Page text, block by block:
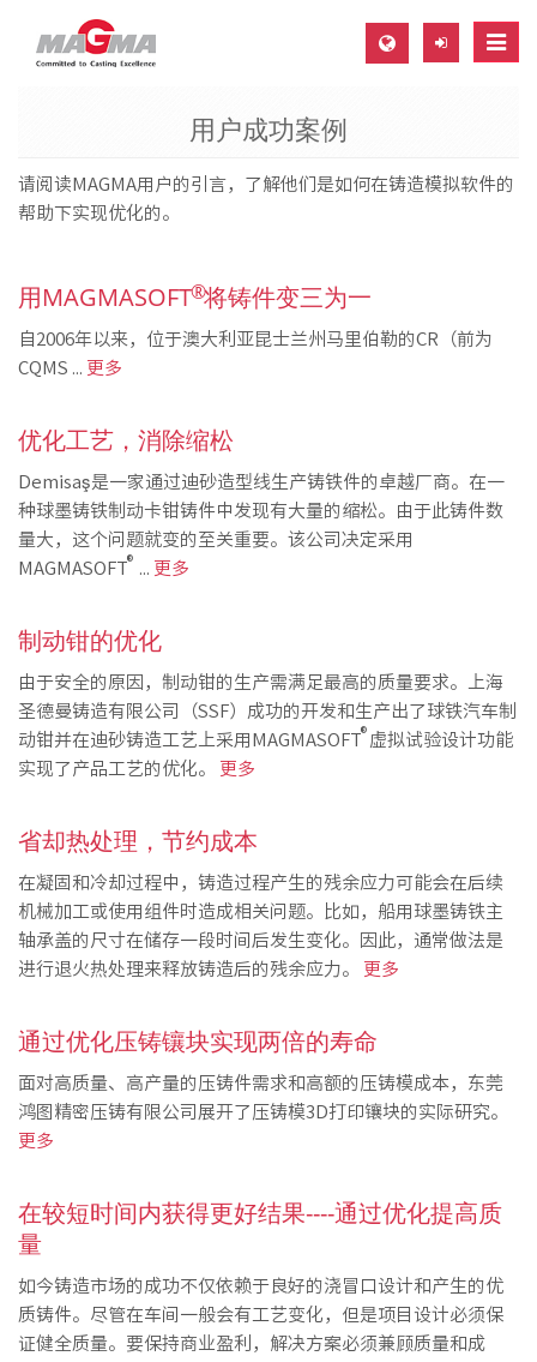
MAGMA Europe, Germany
EN
MAGMA North-America, USA
EN
ES
MAGMA South-America, Brazil
PT
ES
TR
MAGMA China
ZH
MAGMA India
EN
MAGMA Korea
KO
用户成功案例
请阅读MAGMA用户的引言，了解他们是如何在铸造模拟软件的
帮助下实现优化的。
用MAGMASOFT
®将铸件变三为一
自2006年以来，位于澳大利亚昆士兰州马里伯勒的CR（前为
CQMS ... 更多
优化工艺，消除缩松
Demisaş是一家通过迪砂造型线生产铸铁件的卓越厂商。在一
种球墨铸铁制动卡钳铸件中发现有大量的缩松。由于此铸件数
量大，这个问题就变的至关重要。该公司决定采用
MAGMASOFT® ... 更多
制动钳的优化
由于安全的原因，制动钳的生产需满足最高的质量要求。上海
圣德曼铸造有限公司（SSF）成功的开发和生产出了球铁汽车制
动钳并在迪砂铸造工艺上采用MAGMASOFT® 虚拟试验设计功能
实现了产品工艺的优化。
更多
省却热处理，节约成本
在凝固和冷却过程中，铸造过程产生的残余应力可能会在后续
机械加工或使用组件时造成相关问题。比如，船用球墨铸铁主
轴承盖的尺寸在储存一段时间后发生变化。因此，通常做法是
进行退火热处理来释放铸造后的残余应力。
更多
通过优化压铸镶块实现两倍的寿命
面对高质量、高产量的压铸件需求和高额的压铸模成本，东莞
鸿图精密压铸有限公司展开了压铸模3D打印镶块的实际研究。
更多
在较短时间内获得更好结果----通过优化提高质
量
如今铸造市场的成功不仅依赖于良好的浇冒口设计和产生的优
质铸件。尽管在车间一般会有工艺变化，但是项目设计必须保
证健全质量。要保持商业盈利，解决方案必须兼顾质量和成